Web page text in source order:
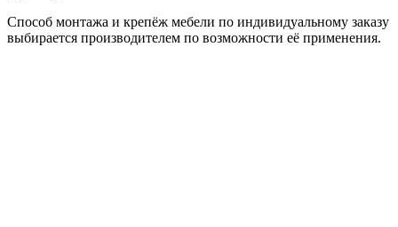
Способ монтажа и крепёж мебели по индивидуальному заказу
выбирается производителем по возможности её применения.